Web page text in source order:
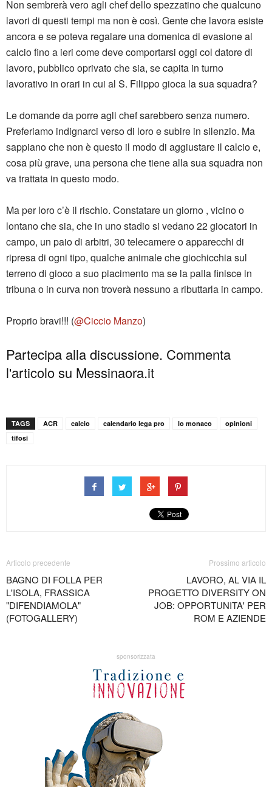
Non sembrerà vero agli chef dello spezzatino che qualcuno
lavori di questi tempi ma non è così. Gente che lavora esiste
ancora e se poteva regalare una domenica di evasione al
calcio fino a ieri come deve comportarsi oggi col datore di
lavoro, pubblico oprivato che sia, se capita in turno
lavorativo in orari in cui al S. Filippo gioca la sua squadra?
Le domande da porre agli chef sarebbero senza numero.
Preferiamo indignarci verso di loro e subire in silenzio. Ma
sappiano che non è questo il modo di aggiustare il calcio e,
cosa più grave, una persona che tiene alla sua squadra non
va trattata in questo modo.
Ma per loro c’è il rischio. Constatare un giorno , vicino o
lontano che sia, che in uno stadio si vedano 22 giocatori in
campo, un paio di arbitri, 30 telecamere o apparecchi di
ripresa di ogni tipo, qualche animale che giochicchia sul
terreno di gioco a suo piacimento ma se la palla finisce in
tribuna o in curva non troverà nessuno a ributtarla in campo.
Proprio bravi!!! (@Ciccio Manzo)
Partecipa alla discussione. Commenta
l'articolo su Messinaora.it
TAGS ACR calcio calendario lega pro lo monaco
opinioni
tifosi
Articolo precedente
BAGNO DI FOLLA PER
L'ISOLA, FRASSICA
"DIFENDIAMOLA"
(FOTOGALLERY)
Prossimo articolo
LAVORO, AL VIA IL
PROGETTO DIVERSITY ON
JOB: OPPORTUNITA' PER
ROM E AZIENDE
sponsorizzata